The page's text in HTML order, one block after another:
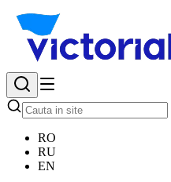
RO
RU
EN